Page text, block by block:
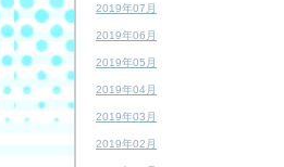
2019年07月
2019年06月
2019年05月
2019年04月
2019年03月
2019年02月